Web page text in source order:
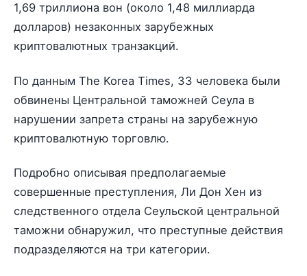
1,69 триллиона вон (около 1,48 миллиарда
долларов) незаконных зарубежных
криптовалютных транзакций.
По данным The Korea Times, 33 человека были
обвинены Центральной таможней Сеула в
нарушении запрета страны на зарубежную
криптовалютную торговлю.
Подробно описывая предполагаемые
совершенные преступления, Ли Дон Хен из
следственного отдела Сеульской центральной
таможни обнаружил, что преступные действия
подразделяются на три категории.